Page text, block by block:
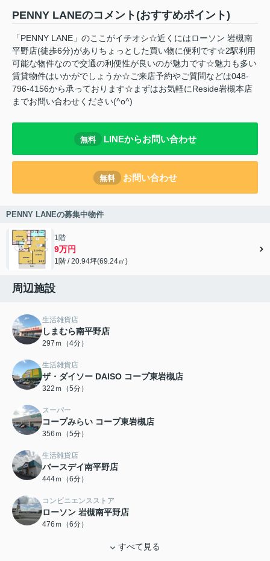
PENNY LANEのコメント(おすすめポイント)
「PENNY LANE」のここがイチオシ☆近くにはローソン 岩槻南
平野店(徒歩6分)がありちょっとした買い物に便利です☆2駅利用
可能な物件なので交通の利便性が良いのが魅力です☆魅力も多い
賃貸物件はいかがでしょうか☆ご来店予約やご質問などは048-
796-4156から承っております☆まずはお気軽にReside岩槻本店
までお問い合わせください(^o^)
無料 LINEからお問い合わせ
無料 お問い合わせ
PENNY LANEの募集中物件
1階
9万円
1階 / 20.94坪(69.24㎡)
周辺施設
生活雑貨店
しまむら南平野店
297ｍ（4分）
生活雑貨店
ザ・ダイソー DAISO コープ東岩槻店
322ｍ（5分）
スーパー
コープみらい コープ東岩槻店
356ｍ（5分）
生活雑貨店
バースデイ南平野店
444ｍ（6分）
コンビニエンスストア
ローソン 岩槻南平野店
476ｍ（6分）
すべて見る